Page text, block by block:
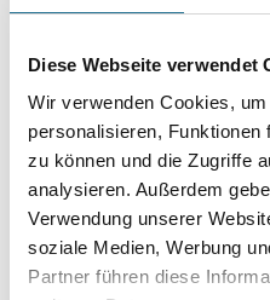
Diese Webseite verwendet
Wir verwenden Cookies,
personalisieren, Funktionen
zu können und die Zugriffe
analysieren. Außerdem
Verwendung unserer
soziale Medien, Werbung
Partner führen diese
Gebinde
Umrechnungsfaktoren